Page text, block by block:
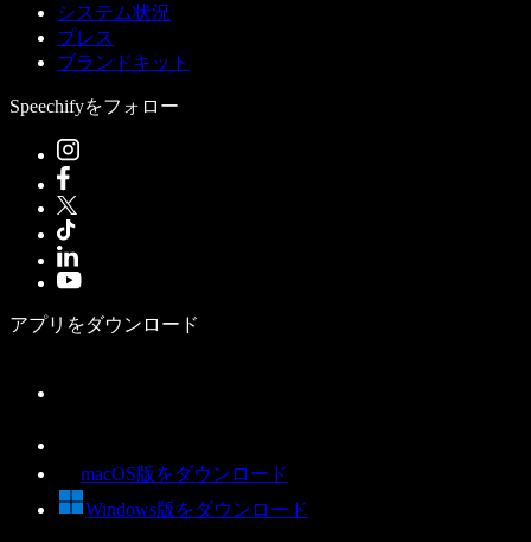
システム状況
プレス
ブランドキット
Speechifyをフォロー
アプリをダウンロード
macOS版をダウンロード
Windows版をダウンロード